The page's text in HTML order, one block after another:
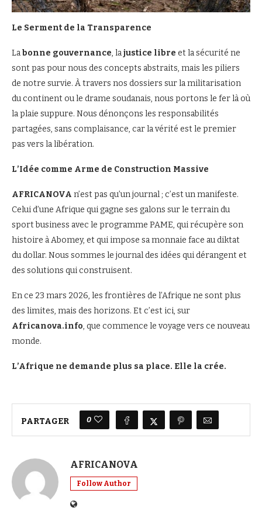
Le Serment de la Transparence
Labonne gouvernance, lajustice libre et la sécurité ne
sont pas pour nous des concepts abstraits, mais les piliers
de notre survie. À travers nos dossiers sur la militarisation
du continent ou le drame soudanais, nous portons le fer là où
la plaie suppure. Nous dénonçons les responsabilités
partagées, sans complaisance, car la vérité est le premier
pas vers la libération.
L’Idée comme Arme de Construction Massive
AFRICANOVA n’est pas qu’un journal ; c’est un manifeste.
Celui d’une Afrique qui gagne ses galons sur le terrain du
sport business avec le programme PAME, qui récupère son
histoire à Abomey, et qui impose sa monnaie face au diktat
du dollar. Nous sommes le journal des idées qui dérangent et
des solutions qui construisent.
En ce 23 mars 2026, les frontières de l’Afrique ne sont plus
des limites, mais des horizons. Et c’est ici, sur
Africanova.info, que commence le voyage vers ce nouveau
monde.
L’Afrique ne demande plus sa place. Elle la crée.
PARTAGER 0
AFRICANOVA
Follow Author